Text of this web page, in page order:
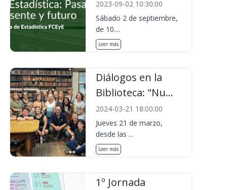
2023-09-02 10:30:00
Sábado 2 de septiembre,
de 10....
Leer más
Diálogos en la
Biblioteca: "Nu...
2024-03-21 18:00:00
Jueves 21 de marzo,
desde las ...
Leer más
1º Jornada